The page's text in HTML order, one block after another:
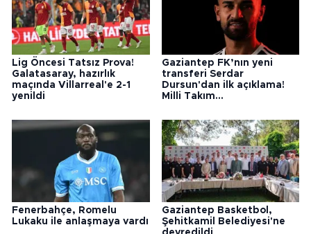
Lig Öncesi Tatsız Prova!
Galatasaray, hazırlık
maçında Villarreal'e 2-1
yenildi
Gaziantep FK’nın yeni
transferi Serdar
Dursun'dan ilk açıklama!
Milli Takım...
Fenerbahçe, Romelu
Lukaku ile anlaşmaya vardı
Gaziantep Basketbol,
Şehitkamil Belediyesi'ne